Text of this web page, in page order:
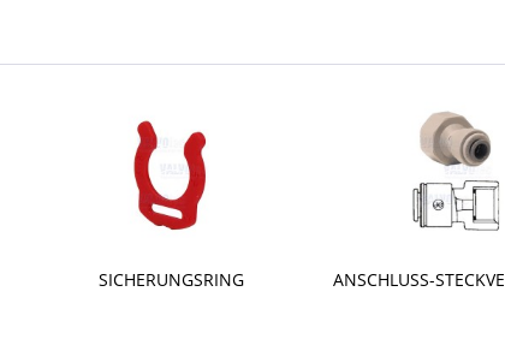
SICHERUNGSRING ANSCHLUSS-